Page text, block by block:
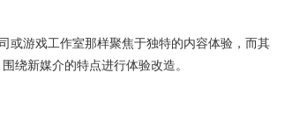
或游戏工作室那样聚焦于独特的内容体验，而其
绕新媒介的特点进行体验改造。